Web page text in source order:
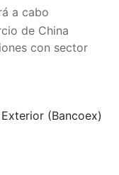
a cabo
de China
con sector
(Bancoex)